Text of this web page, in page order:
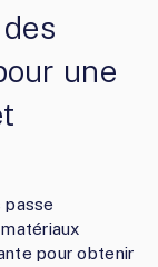
une
passe
pour obtenir